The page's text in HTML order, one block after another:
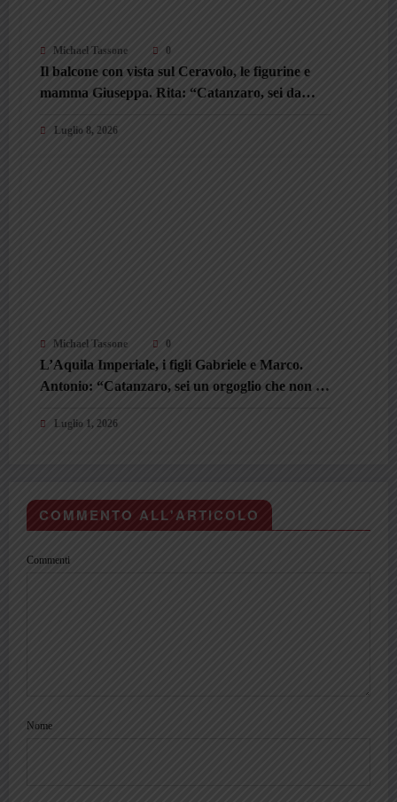
Michael Tassone 0
Il balcone con vista sul Ceravolo, le figurine e
mamma Giuseppa. Rita: “Catanzaro, sei da
Luglio 8, 2026
Michael Tassone 0
L’Aquila Imperiale, i figli Gabriele e Marco.
Antonio: “Catanzaro, sei un orgoglio che non si
Luglio 1, 2026
COMMENTO ALL'ARTICOLO
Commenti
Nome